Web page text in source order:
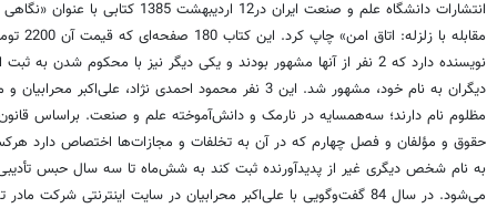
انتشارات دانشگاه علم و صنعت ایران در12 اردیبهشت 1385 کتابی با
نویسنده دارد که 2 نفر از آنها مشهور بودند و یکی دیگر نیز با محکوم شدن به
دیگران به نام خود، مشهور شد. این 3 نفر محمود احمدی نژاد، علی‌اکبر
مظلوم نام دارند؛ سه‌همسایه در نارمک و دانش‌آموخته علم و صنعت. براساس
حقوق و مؤلفان و فصل چهارم که در آن به تخلفات و مجازات‌ها اختصاص دارد
به نام شخص دیگری غیر از پدید‌آورنده ثبت کند به شش‌ماه تا سه سال حبس
می‌شود. در سال 84 گفت‌وگویی با علی‌اکبر محرابیان در سایت اینترنتی شرکت